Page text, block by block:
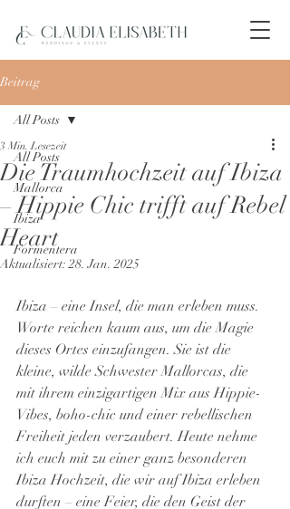
Beitrag
All Posts
Mallorca
Ibiza
Formentera
All Posts
Die Traumhochzeit auf Ibiza
– Hippie Chic trifft auf Rebel
Heart
3 Min. Lesezeit
Aktualisiert:28. Jan. 2025
Ibiza – eine Insel, die man erleben muss.
Worte reichen kaum aus, um die Magie
dieses Ortes einzufangen. Sie ist die
kleine, wilde Schwester Mallorcas, die
mit ihrem einzigartigen Mix aus Hippie-
Vibes, boho-chic und einer rebellischen
Freiheit jeden verzaubert. Heute nehme
ich euch mit zu einer ganz besonderen
Ibiza Hochzeit, die wir auf Ibiza erleben
durften – eine Feier, die den Geist der